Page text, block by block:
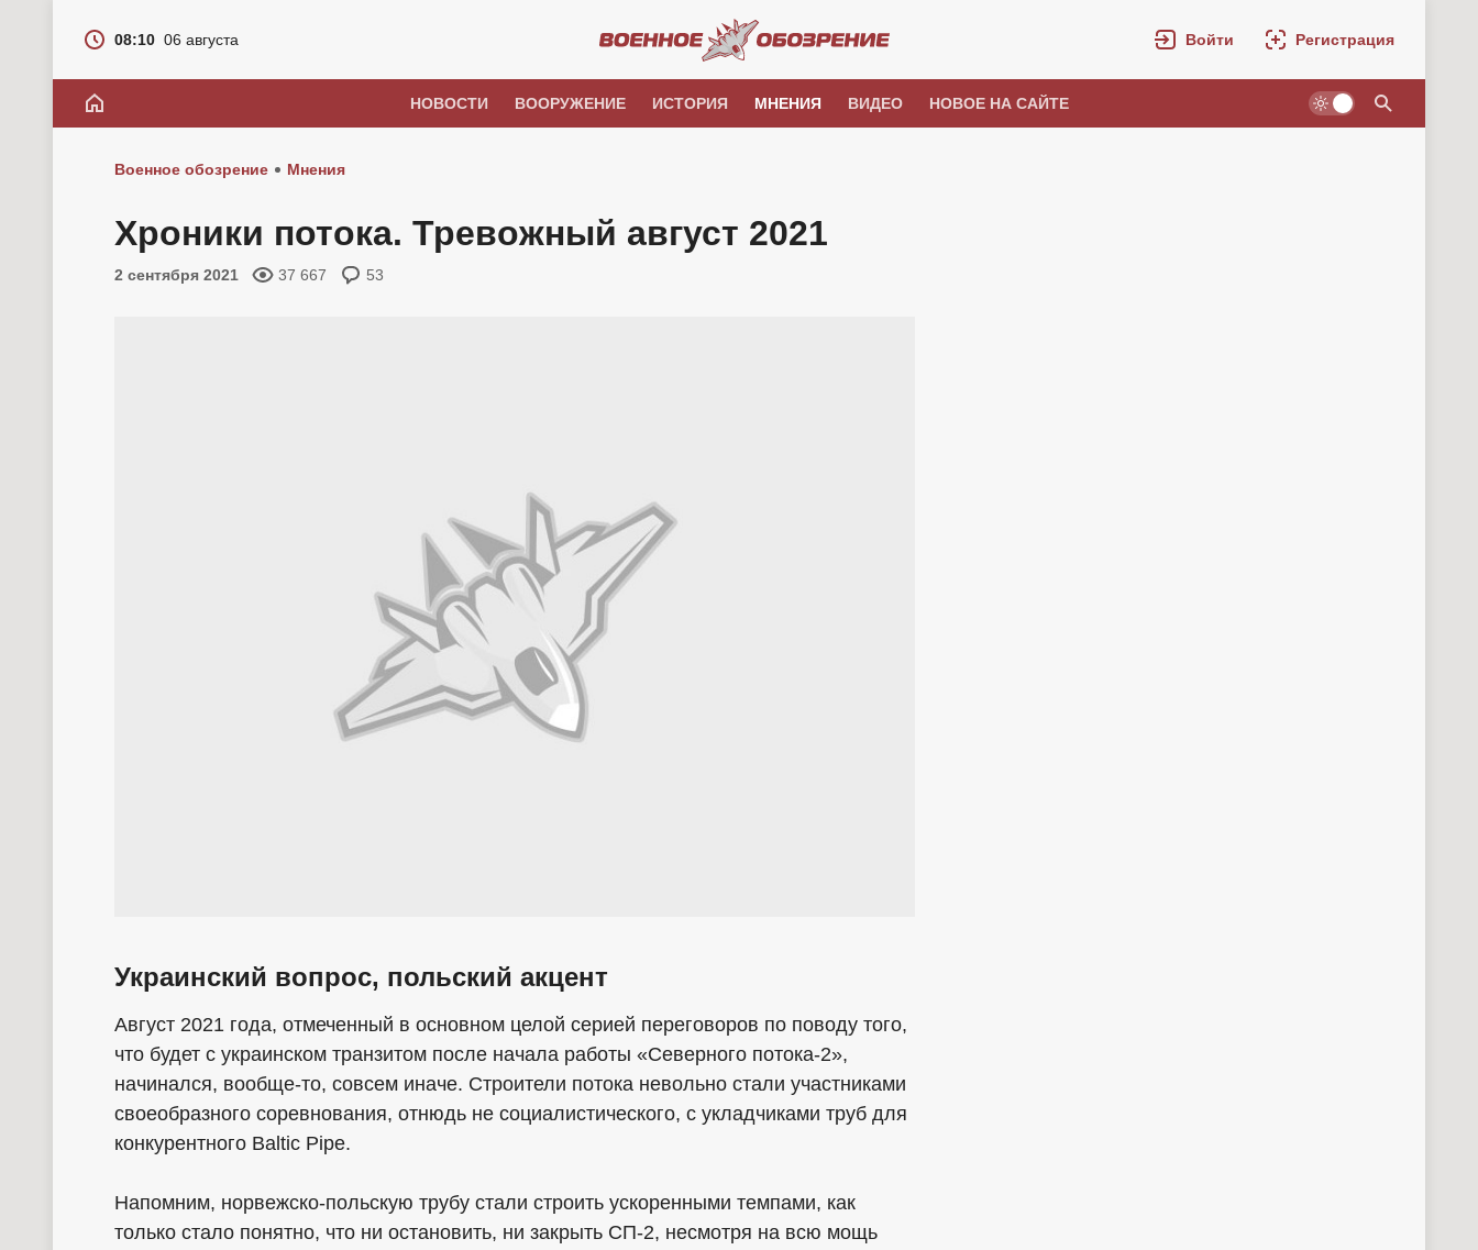
08:10 06 августа Войти Регистрация
НОВОСТИ ВООРУЖЕНИЕ ИСТОРИЯ МНЕНИЯ ВИДЕО НОВОЕ НА САЙТЕ
Военное обозрение Мнения
Хроники потока. Тревожный август 2021
2 сентября 2021 37 667 53
Украинский вопрос, польский акцент
Август 2021 года, отмеченный в основном целой серией переговоров по поводу того,
что будет с украинском транзитом после начала работы «Северного потока-2»,
начинался, вообще-то, совсем иначе. Строители потока невольно стали участниками
своеобразного соревнования, отнюдь не социалистического, с укладчиками труб для
конкурентного Baltic Pipe.
Напомним, норвежско-польскую трубу стали строить ускоренными темпами, как
только стало понятно, что ни остановить, ни закрыть СП-2, несмотря на всю мощь